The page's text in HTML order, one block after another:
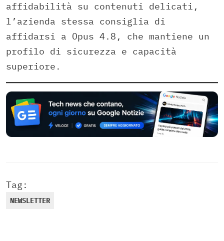
affidabilità su contenuti delicati,
l’azienda stessa consiglia di
affidarsi a Opus 4.8, che mantiene un
profilo di sicurezza e capacità
superiore.
Tag:
NEWSLETTER